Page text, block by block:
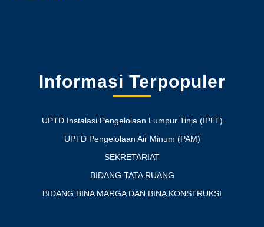
Informasi Terpopuler
UPTD Instalasi Pengelolaan Lumpur Tinja (IPLT)
UPTD Pengelolaan Air Minum (PAM)
SEKRETARIAT
BIDANG TATA RUANG
BIDANG BINA MARGA DAN BINA KONSTRUKSI